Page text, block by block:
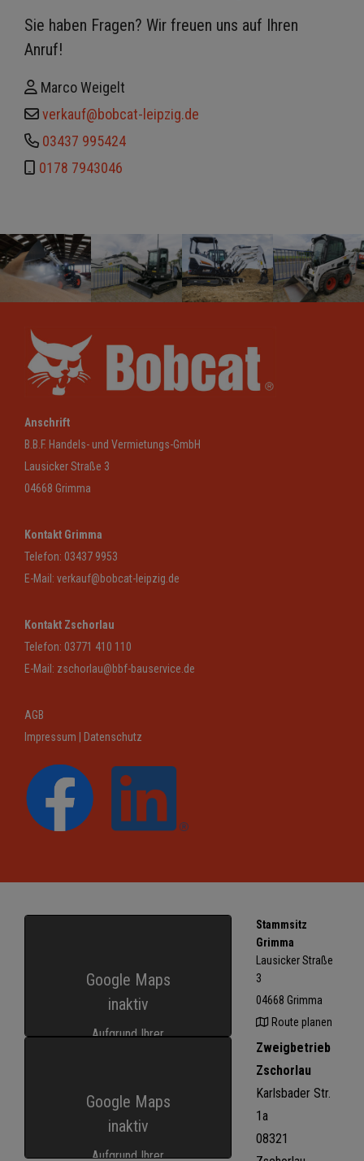
Sie haben Fragen? Wir freuen uns auf Ihren
Anruf!
Marco Weigelt
verkauf@bobcat-leipzig.de
03437 995424
0178 7943046
Anschrift
B.B.F. Handels- und Vermietungs-GmbH
Lausicker Straße 3
04668 Grimma
Kontakt Grimma
Telefon: 03437 9953
E-Mail: verkauf@bobcat-leipzig.de
Kontakt Zschorlau
Telefon: 03771 410 110
E-Mail: zschorlau@bbf-bauservice.de
AGB
Impressum
Datenschutz
Google Maps
inaktiv
Aufgrund Ihrer
dieses Modul nicht
geladen werden.
Wenn Sie dieses
Stammsitz
Grimma
Lausicker Straße
3
04668 Grimma
Route planen
Google Maps
inaktiv
Aufgrund Ihrer
Zweigbetrieb
Zschorlau
Karlsbader Str.
1a
08321